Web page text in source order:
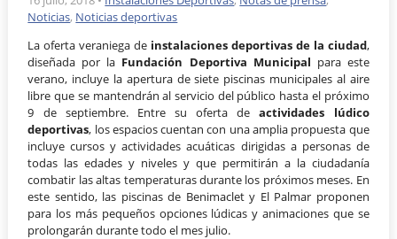
Noticias, Noticias deportivas
La oferta veraniega de instalaciones deportivas de la ciudad,
diseñada por la Fundación Deportiva Municipal para este
verano, incluye la apertura de siete piscinas municipales al aire
libre que se mantendrán al servicio del público hasta el próximo
9 de septiembre. Entre su oferta de actividades lúdico
deportivas, los espacios cuentan con una amplia propuesta que
incluye cursos y actividades acuáticas dirigidas a personas de
todas las edades y niveles y que permitirán a la ciudadanía
combatir las altas temperaturas durante los próximos meses. En
este sentido, las piscinas de Benimaclet y El Palmar proponen
para los más pequeños opciones lúdicas y animaciones que se
prolongarán durante todo el mes julio.